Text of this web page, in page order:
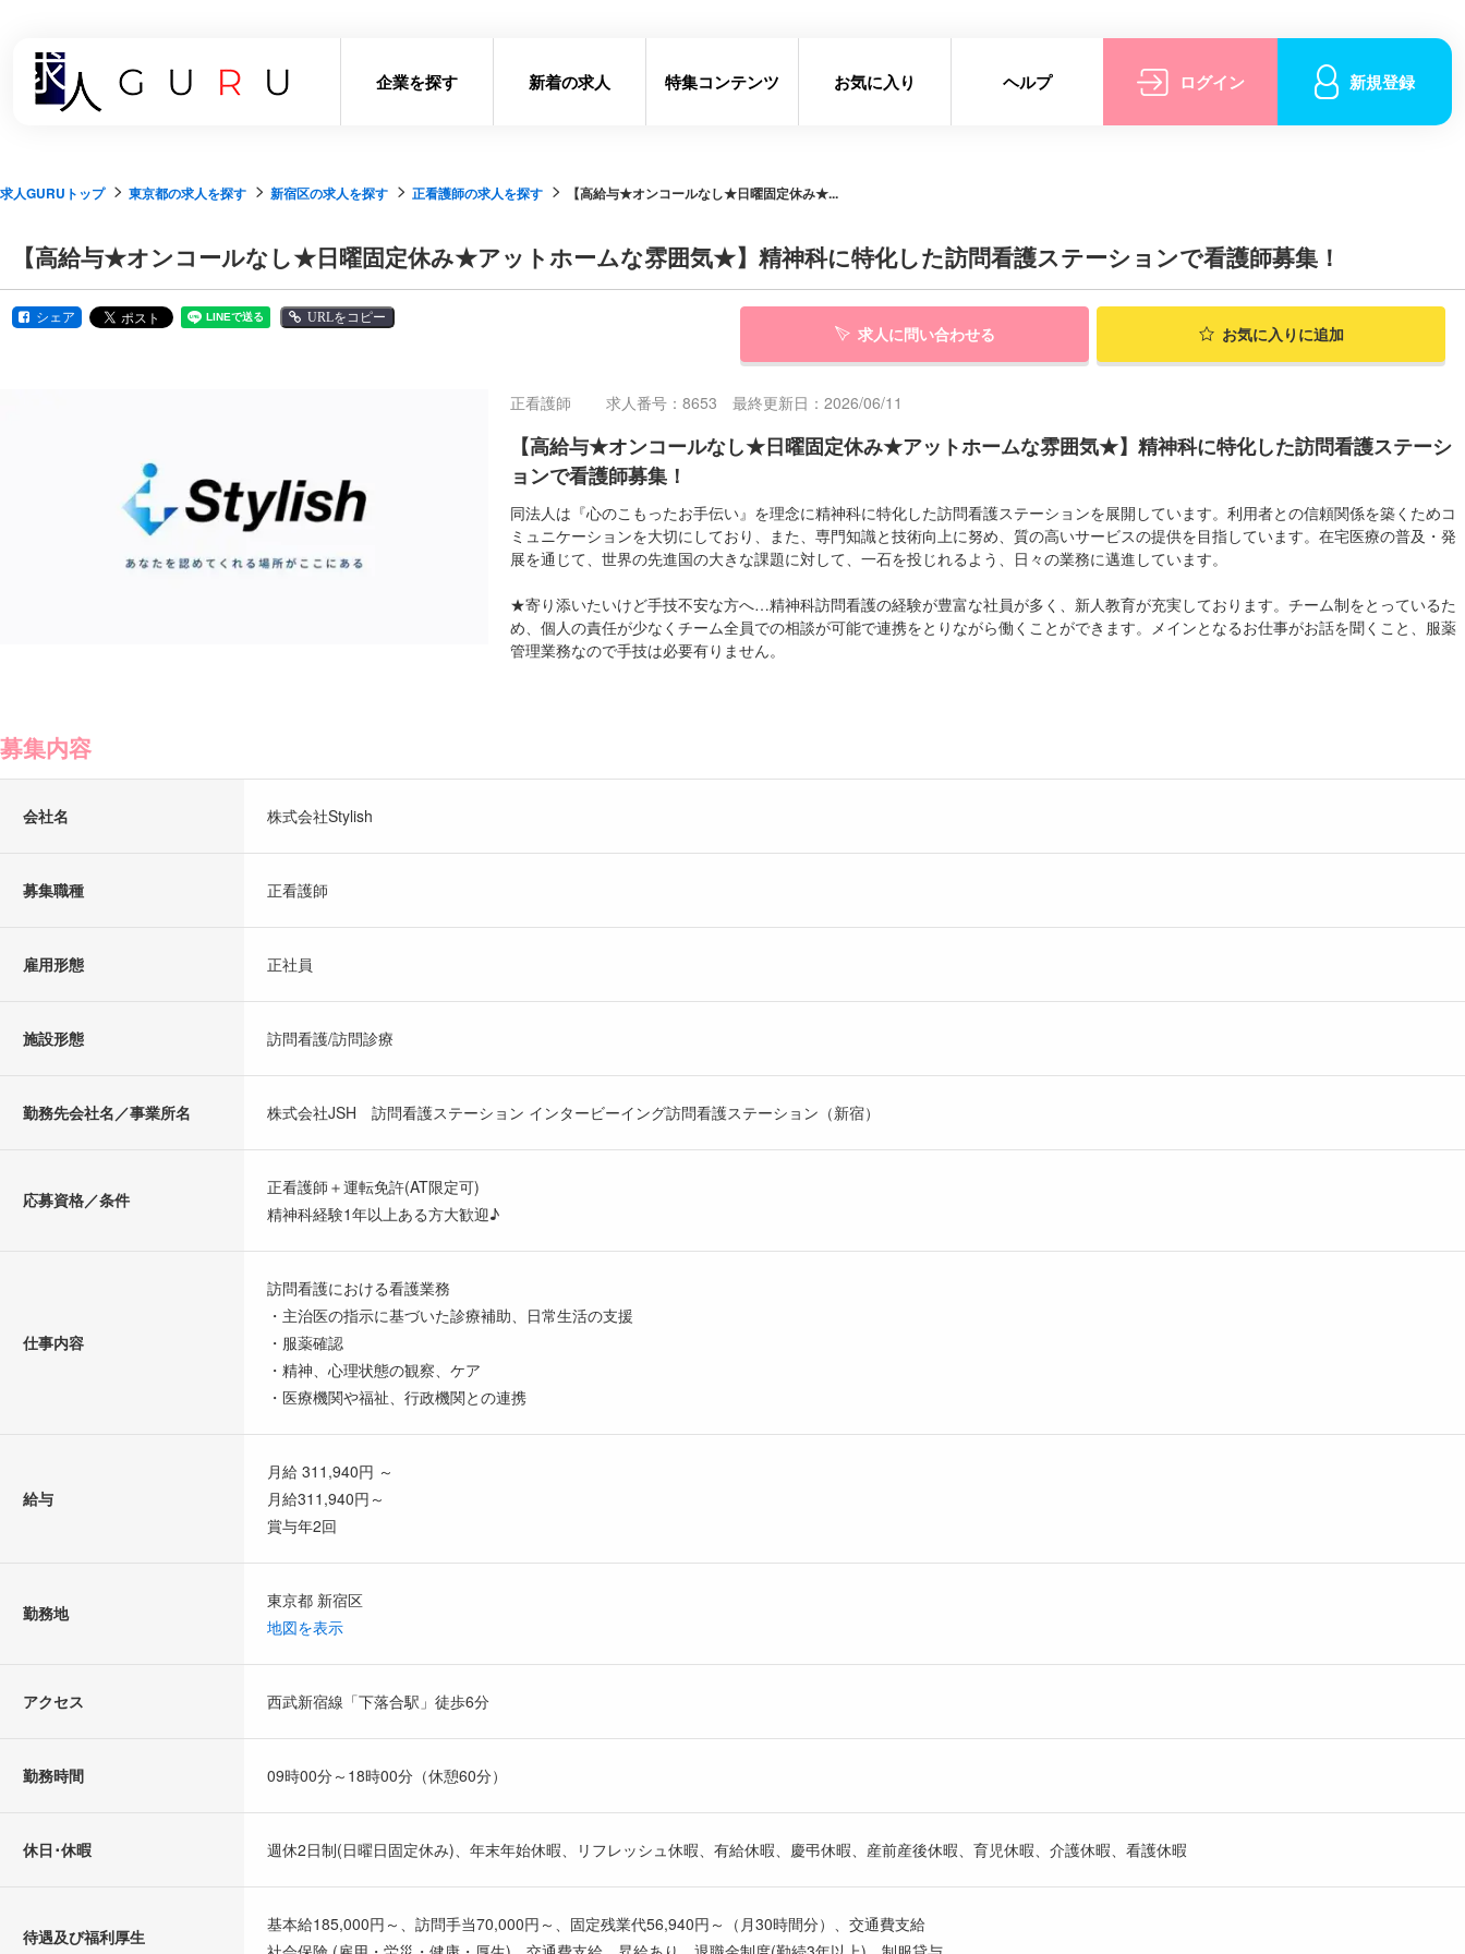
企業を探す 新着の求人 特集コンテンツ お気に入り ヘルプ ログイン 新規登録
求人GURUトップ 東京都の求人を探す 新宿区の求人を探す 正看護師の求人を探す 【高給与★オンコールなし★日曜固定休み★...
【高給与★オンコールなし★日曜固定休み★アットホームな雰囲気★】精神科に特化した訪問看護ステーションで看護師募集！
シェア URLをコピー
求人に問い合わせる お気に入りに追加
正看護師 求人番号：8653 最終更新日：2026/06/11
【高給与★オンコールなし★日曜固定休み★アットホームな雰囲気★】精神科に特化した訪問看護ステーシ
ョンで看護師募集！
同法人は『心のこもったお手伝い』を理念に精神科に特化した訪問看護ステーションを展開しています。利用者との信頼関係を築くためコ
ミュニケーションを大切にしており、また、専門知識と技術向上に努め、質の高いサービスの提供を目指しています。在宅医療の普及・発
展を通じて、世界の先進国の大きな課題に対して、一石を投じれるよう、日々の業務に邁進しています。
★寄り添いたいけど手技不安な方へ…精神科訪問看護の経験が豊富な社員が多く、新人教育が充実しております。チーム制をとっているた
め、個人の責任が少なくチーム全員での相談が可能で連携をとりながら働くことができます。メインとなるお仕事がお話を聞くこと、服薬
管理業務なので手技は必要有りません。
募集内容
会社名 株式会社Stylish
募集職種 正看護師
雇用形態 正社員
施設形態 訪問看護/訪問診療
勤務先会社名／事業所名 株式会社JSH 訪問看護ステーション インタービーイング訪問看護ステーション（新宿）
応募資格／条件
正看護師＋運転免許(AT限定可)
精神科経験1年以上ある方大歓迎♪
仕事内容
訪問看護における看護業務
・主治医の指示に基づいた診療補助、日常生活の支援
・服薬確認
・精神、心理状態の観察、ケア
・医療機関や福祉、行政機関との連携
給与
月給 311,940円 ～
月給311,940円～
賞与年2回
勤務地
東京都 新宿区
地図を表示
アクセス 西武新宿線「下落合駅」徒歩6分
勤務時間 09時00分～18時00分（休憩60分）
休日･休暇 週休2日制(日曜日固定休み)、年末年始休暇、リフレッシュ休暇、有給休暇、慶弔休暇、産前産後休暇、育児休暇、介護休暇、看護休暇
待遇及び福利厚生
基本給185,000円～、訪問手当70,000円～、固定残業代56,940円～（月30時間分）、交通費支給